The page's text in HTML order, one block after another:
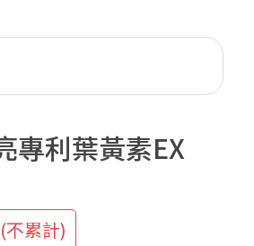
專利葉黃素EX
累計)